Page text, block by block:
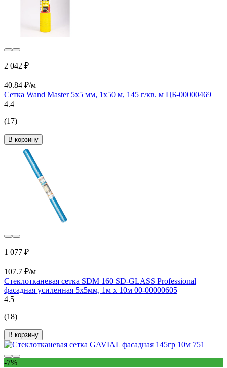
2 042 ₽
40.84 ₽/м
Сетка Wand Master 5х5 мм, 1х50 м, 145 г/кв. м ЦБ-00000469
4.4
(17)
В корзину
1 077 ₽
107.7 ₽/м
Стеклотканевая сетка SDM 160 SD-GLASS Professional
фасадная усиленная 5х5мм, 1м х 10м 00-00000605
4.5
(18)
В корзину
-7%